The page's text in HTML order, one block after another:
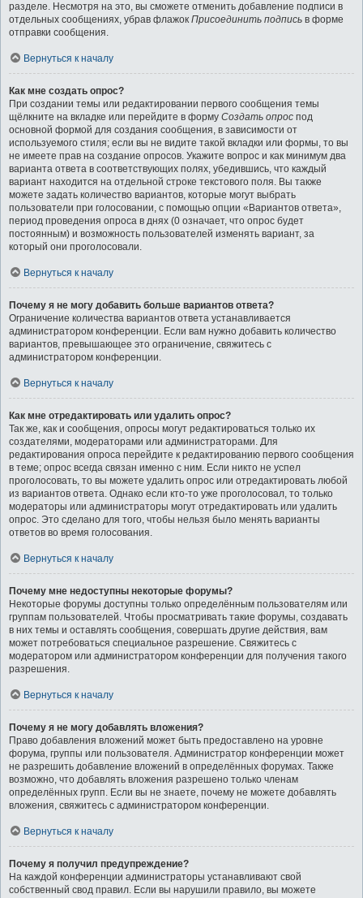
разделе. Несмотря на это, вы сможете отменить добавление подписи в
отдельных сообщениях, убрав флажок Присоединить подпись в форме
отправки сообщения.
Вернуться к началу
Как мне создать опрос?
При создании темы или редактировании первого сообщения темы
щёлкните на вкладке или перейдите в форму Создать опрос под
основной формой для создания сообщения, в зависимости от
используемого стиля; если вы не видите такой вкладки или формы, то вы
не имеете прав на создание опросов. Укажите вопрос и как минимум два
варианта ответа в соответствующих полях, убедившись, что каждый
вариант находится на отдельной строке текстового поля. Вы также
можете задать количество вариантов, которые могут выбрать
пользователи при голосовании, с помощью опции «Вариантов ответа»,
период проведения опроса в днях (0 означает, что опрос будет
постоянным) и возможность пользователей изменять вариант, за
который они проголосовали.
Вернуться к началу
Почему я не могу добавить больше вариантов ответа?
Ограничение количества вариантов ответа устанавливается
администратором конференции. Если вам нужно добавить количество
вариантов, превышающее это ограничение, свяжитесь с
администратором конференции.
Вернуться к началу
Как мне отредактировать или удалить опрос?
Так же, как и сообщения, опросы могут редактироваться только их
создателями, модераторами или администраторами. Для
редактирования опроса перейдите к редактированию первого сообщения
в теме; опрос всегда связан именно с ним. Если никто не успел
проголосовать, то вы можете удалить опрос или отредактировать любой
из вариантов ответа. Однако если кто-то уже проголосовал, то только
модераторы или администраторы могут отредактировать или удалить
опрос. Это сделано для того, чтобы нельзя было менять варианты
ответов во время голосования.
Вернуться к началу
Почему мне недоступны некоторые форумы?
Некоторые форумы доступны только определённым пользователям или
группам пользователей. Чтобы просматривать такие форумы, создавать
в них темы и оставлять сообщения, совершать другие действия, вам
может потребоваться специальное разрешение. Свяжитесь с
модератором или администратором конференции для получения такого
разрешения.
Вернуться к началу
Почему я не могу добавлять вложения?
Право добавления вложений может быть предоставлено на уровне
форума, группы или пользователя. Администратор конференции может
не разрешить добавление вложений в определённых форумах. Также
возможно, что добавлять вложения разрешено только членам
определённых групп. Если вы не знаете, почему не можете добавлять
вложения, свяжитесь с администратором конференции.
Вернуться к началу
Почему я получил предупреждение?
На каждой конференции администраторы устанавливают свой
собственный свод правил. Если вы нарушили правило, вы можете